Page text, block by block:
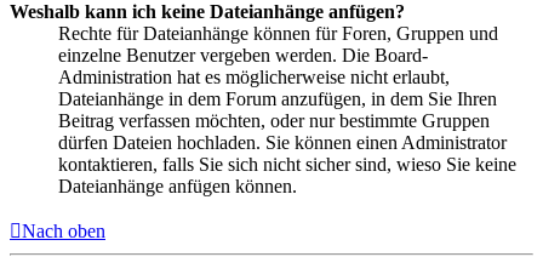
Weshalb kann ich keine Dateianhänge anfügen?
Rechte für Dateianhänge können für Foren, Gruppen und
einzelne Benutzer vergeben werden. Die Board-
Administration hat es möglicherweise nicht erlaubt,
Dateianhänge in dem Forum anzufügen, in dem Sie Ihren
Beitrag verfassen möchten, oder nur bestimmte Gruppen
dürfen Dateien hochladen. Sie können einen Administrator
kontaktieren, falls Sie sich nicht sicher sind, wieso Sie keine
Dateianhänge anfügen können.
Nach oben